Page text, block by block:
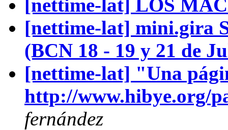
[nettime-lat] LOS
[nettime-lat] mini.gira
(BCN 18 - 19 y 21 de
[nettime-lat] "Una
http://www.hibye.org/
fernández